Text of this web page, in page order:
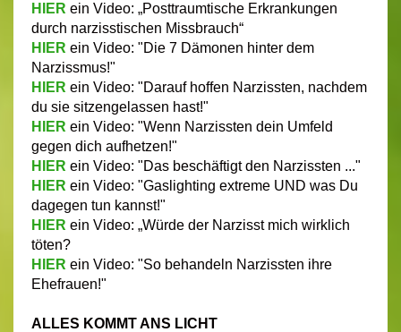
HIER ein Video: „Posttraumtische Erkrankungen
durch narzisstischen Missbrauch“
HIER ein Video: "Die 7 Dämonen hinter dem
Narzissmus!"
HIER ein Video: "Darauf hoffen Narzissten, nachdem
du sie sitzengelassen hast!"
HIER ein Video: "Wenn Narzissten dein Umfeld
gegen dich aufhetzen!"
HIER ein Video: "Das beschäftigt den Narzissten ..."
HIER ein Video: "Gaslighting extreme UND was Du
dagegen tun kannst!"
HIER ein Video: „Würde der Narzisst mich wirklich
töten?
HIER ein Video: "So behandeln Narzissten ihre
Ehefrauen!"
ALLES KOMMT ANS LICHT